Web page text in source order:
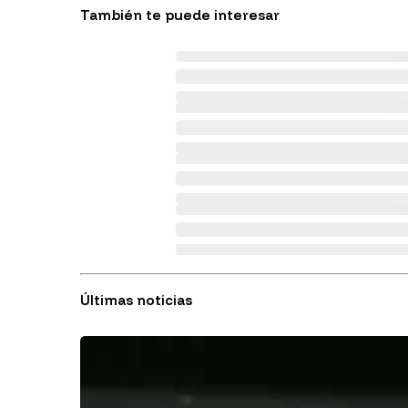
También te puede interesar
Últimas noticias